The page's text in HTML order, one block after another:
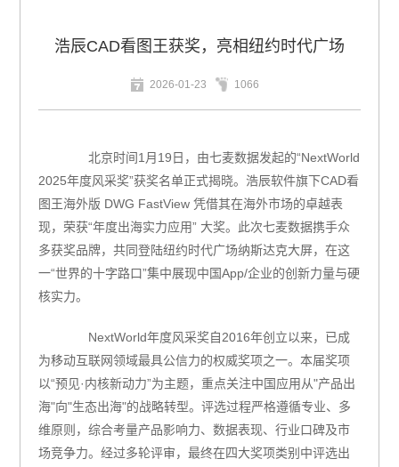
浩辰CAD看图王获奖，亮相纽约时代广场
2026-01-23 1066
北京时间1月19日，由七麦数据发起的“NextWorld
2025年度风采奖”获奖名单正式揭晓。浩辰软件旗下CAD看
图王海外版 DWG FastView 凭借其在海外市场的卓越表
现，荣获“年度出海实力应用” 大奖。此次七麦数据携手众
多获奖品牌，共同登陆纽约时代广场纳斯达克大屏，在这
一“世界的十字路口”集中展现中国App/企业的创新力量与硬
核实力。
NextWorld年度风采奖自2016年创立以来，已成
为移动互联网领域最具公信力的权威奖项之一。本届奖项
以“预见·内核新动力”为主题，重点关注中国应用从"产品出
海"向"生态出海"的战略转型。评选过程严格遵循专业、多
维原则，综合考量产品影响力、数据表现、行业口碑及市
场竞争力。经过多轮评审，最终在四大奖项类别中评选出